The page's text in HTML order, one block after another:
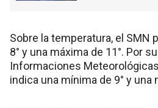
Sobre la temperatura, el SMN
8° y una máxima de 11°. Por
Informaciones
indica una mínima de 9° y una